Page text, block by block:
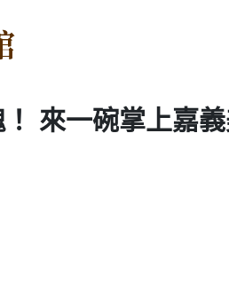
來一碗掌上嘉